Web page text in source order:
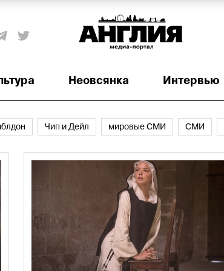
Неовсянка Интервью
Чип и Дейл мировые СМИ СМИ